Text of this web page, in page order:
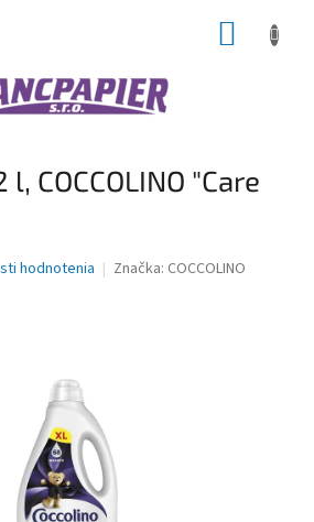
COCCOLINO "Care
hodnotenia Značka: COCCOLINO